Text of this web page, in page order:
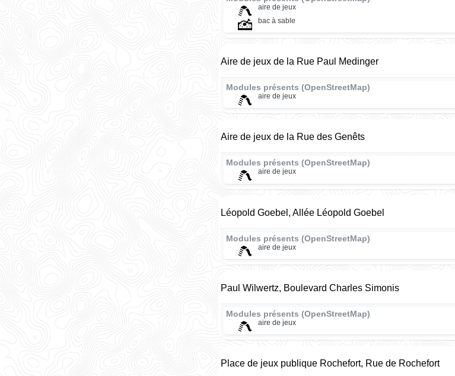
aire de jeux
bac à sable
Aire de jeux de la Rue Paul Medinger
Modules présents (OpenStreetMap)
aire de jeux
Aire de jeux de la Rue des Genêts
Modules présents (OpenStreetMap)
aire de jeux
Léopold Goebel, Allée Léopold Goebel
Modules présents (OpenStreetMap)
aire de jeux
Paul Wilwertz, Boulevard Charles Simonis
Modules présents (OpenStreetMap)
aire de jeux
Place de jeux publique Rochefort, Rue de Rochefort